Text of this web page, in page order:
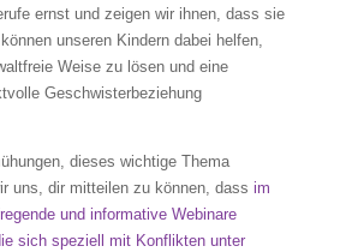
ernst und zeigen wir ihnen, dass sie
unseren Kindern dabei helfen,
Weise zu lösen und eine
Geschwisterbeziehung
dieses wichtige Thema
uns, dir mitteilen zu können, dass im
und informative Webinare
sich speziell mit Konflikten unter